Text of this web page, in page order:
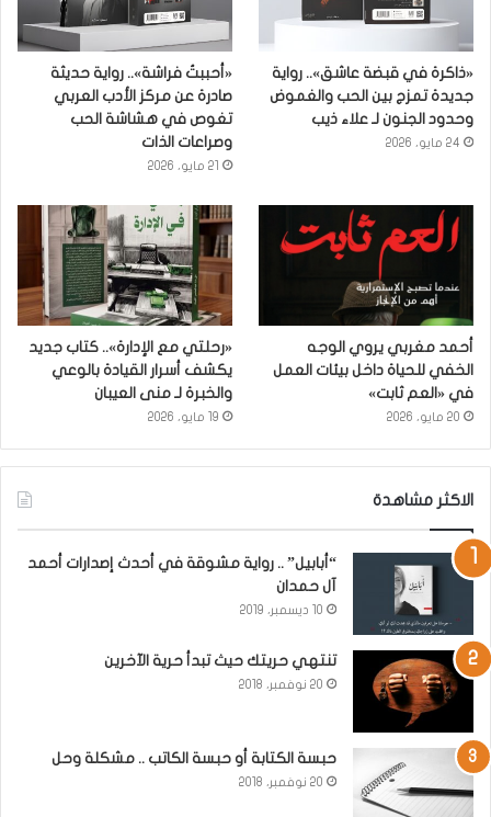
«ذاكرة في قبضة عاشق».. رواية
جديدة تمزج بين الحب والغموض
وحدود الجنون لـ علاء ذيب
24 مايو، 2026
«أحببتُ فراشة».. رواية حديثة
صادرة عن مركز الأدب العربي
تغوص في هشاشة الحب
وصراعات الذات
21 مايو، 2026
أحمد مغربي يروي الوجه
الخفي للحياة داخل بيئات العمل
في «العم ثابت»
20 مايو، 2026
«رحلتي مع الإدارة».. كتاب جديد
يكشف أسرار القيادة بالوعي
والخبرة لـ منى العيبان
19 مايو، 2026
الاكثر مشاهدة
“أبابيل” .. رواية مشوقة في أحدث إصدارات أحمد
آل حمدان
10 ديسمبر، 2019
تنتهي حريتك حيث تبدأ حرية الآخرين
20 نوفمبر، 2018
حبسة الكتابة أو حبسة الكاتب .. مشكلة وحل
20 نوفمبر، 2018